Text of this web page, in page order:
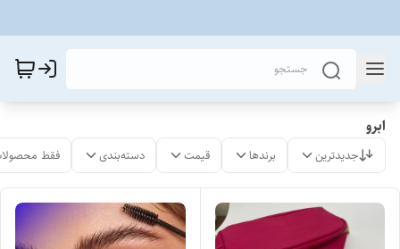
ابرو
جدیدترین برندها قیمت دسته‌بندی فقط